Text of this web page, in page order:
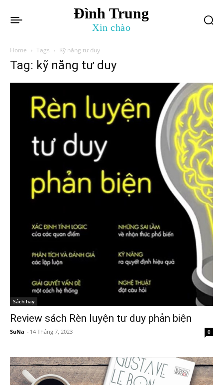
Đình Trung
Xin chào
Home Tags Kỹ năng tư duy
Tag: kỹ năng tư duy
Sách hay
Review sách Rèn luyện tư duy phản biện
SuNa - 14 Tháng 7, 2023 0